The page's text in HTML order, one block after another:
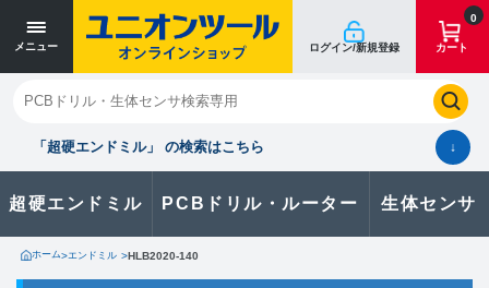
メニュー ログイン/新規登録
0
カート
「超硬エンドミル」 の検索はこちら ↓
超硬エンドミル PCBドリル・ルーター 生体センサ
閉じる
お気に入り クイックオーダー 購入履歴
製品に関するお問い合わせはこちら
ホーム>エンドミル >HLB2020-140
寸法単位 [mm]
寸法単位 [mm]